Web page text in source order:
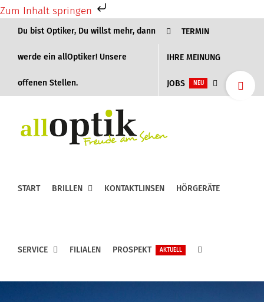
Zum Inhalt springen
Zum
springen
Du bist Optiker, Du willst mehr, dann
werde ein allOptiker! Unsere
offenen Stellen.
TERMIN
IHRE MEINUNG
JOBS NEU
START BRILLEN KONTAKTLINSEN HÖRGERÄTE
SERVICE FILIALEN PROSPEKT AKTUELL
Toggle
Sliding